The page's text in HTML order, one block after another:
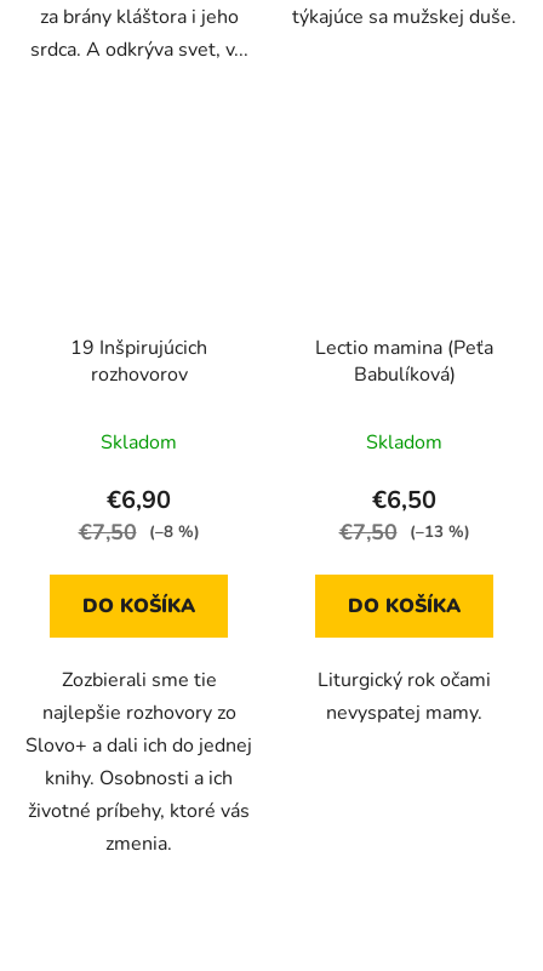
za brány kláštora i jeho
srdca. A odkrýva svet, v...
týkajúce sa mužskej duše.
19 Inšpirujúcich
rozhovorov
Skladom
€6,90
€7,50 (–8 %)
DO KOŠÍKA
Zozbierali sme tie
najlepšie rozhovory zo
Slovo+ a dali ich do jednej
knihy. Osobnosti a ich
životné príbehy, ktoré vás
zmenia.
Lectio mamina (Peťa
Babulíková)
Skladom
€6,50
€7,50 (–13 %)
DO KOŠÍKA
Liturgický rok očami
nevyspatej mamy.